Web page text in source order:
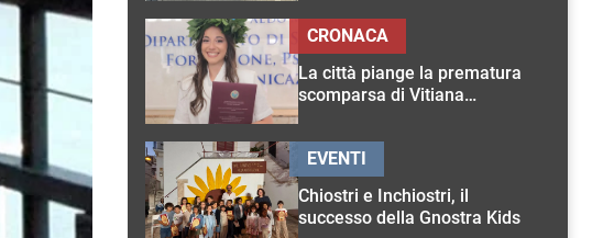
La città piange la prematura
scomparsa di Vitiana
CRONACA
Chiostri e Inchiostri, il
successo della Gnostra Kids
EVENTI